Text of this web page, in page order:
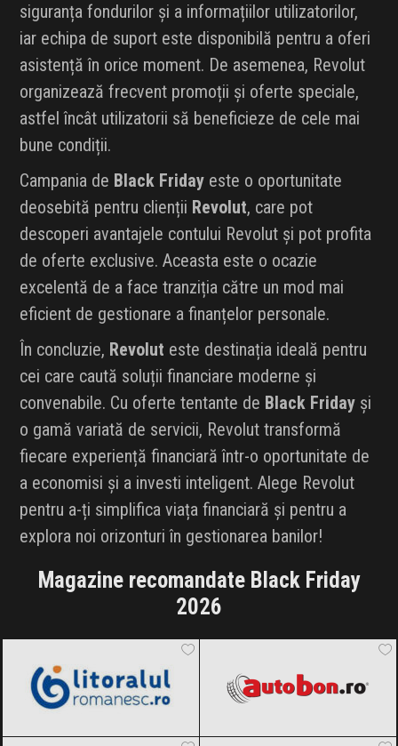
siguranța fondurilor și a informațiilor utilizatorilor,
iar echipa de suport este disponibilă pentru a oferi
asistență în orice moment. De asemenea, Revolut
organizează frecvent promoții și oferte speciale,
astfel încât utilizatorii să beneficieze de cele mai
bune condiții.
Campania de Black Friday este o oportunitate
deosebită pentru clienții Revolut, care pot
descoperi avantajele contului Revolut și pot profita
de oferte exclusive. Aceasta este o ocazie
excelentă de a face tranziția către un mod mai
eficient de gestionare a finanțelor personale.
În concluzie, Revolut este destinația ideală pentru
cei care caută soluții financiare moderne și
convenabile. Cu oferte tentante de Black Friday și
o gamă variată de servicii, Revolut transformă
fiecare experiență financiară într-o oportunitate de
a economisi și a investi inteligent. Alege Revolut
pentru a-ți simplifica viața financiară și pentru a
explora noi orizonturi în gestionarea banilor!
Magazine recomandate Black Friday
2026
2026